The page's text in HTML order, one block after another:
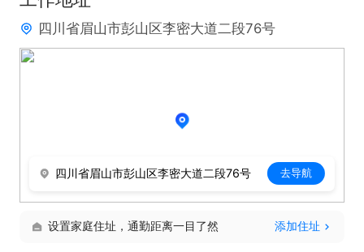
四川省眉山市彭山区李密大道二段76号
四川省眉山市彭山区李密大道二段76号 去导航
设置家庭住址，通勤距离一目了然 添加住址